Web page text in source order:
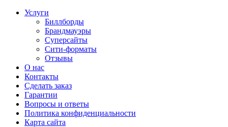
Услуги
Биллборды
Брандмауэры
Суперсайты
Сити-форматы
Отзывы
О нас
Контакты
Сделать заказ
Гарантии
Вопросы и ответы
Политика конфиденциальности
Карта сайта